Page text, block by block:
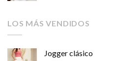
LOS MÁS VENDIDOS
Jogger clásico